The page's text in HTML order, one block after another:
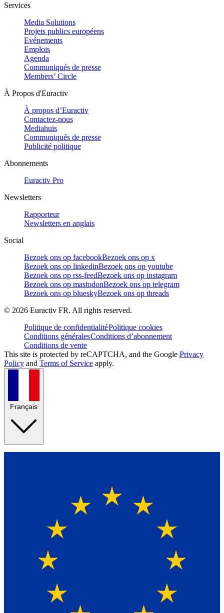
Services
Media Solutions
Projets publics européens
Evénements
Emplois
Agenda
Communiqués de presse
Members’ Circle
À Propos d'Euractiv
À propos d’Euractiv
Contactez-nous
Mediahuis
Communiqués de presse
Publicité politique
Abonnements
Euractiv Pro
Newsletters
Rapporteur
Newsletters en anglais
Social
Bezoek ons op facebookBezoek ons op x
Bezoek ons op linkedinBezoek ons op youtube
Bezoek ons op rss-feedBezoek ons op instagram
Bezoek ons op mastodonBezoek ons op telegram
Bezoek ons op blueskyBezoek ons op threads
© 2026 Euractiv FR. All rights reserved.
Politique de confidentialitéPolitique cookies
Conditions généralesConditions d’abonnement
Conditions de vente
This site is protected by reCAPTCHA, and the Google Privacy
Policy and Terms of Service apply.
Français